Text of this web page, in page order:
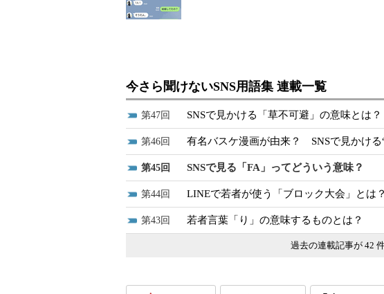
今さら聞けないSNS用語集 連載一覧
47 SNSで見かける「草不可避」の意味とは？
46 有名バスケ漫画が由来？ SNSで見かける
45 SNSで見る「FA」ってどういう意味？
44 LINEで若者が使う「ブロック大会」とは？
43 若者言葉「り」の意味するものとは？
過去の連載記事が 42